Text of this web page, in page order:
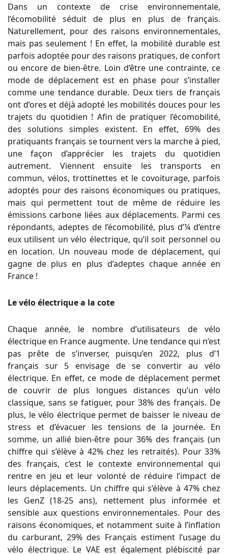
Dans un contexte de crise environnementale,
l’écomobilité séduit de plus en plus de français.
Naturellement, pour des raisons environnementales,
mais pas seulement ! En effet, la mobilité durable est
parfois adoptée pour des raisons pratiques, de confort
ou encore de bien-être. Loin d’être une contrainte, ce
mode de déplacement est en phase pour s’installer
comme une tendance durable. Deux tiers de français
ont d’ores et déjà adopté les mobilités douces pour les
trajets du quotidien ! Afin de pratiquer l’écomobilité,
des solutions simples existent. En effet, 69% des
pratiquants français se tournent vers la marche à pied,
une façon d’apprécier les trajets du quotidien
autrement. Viennent ensuite les transports en
commun, vélos, trottinettes et le covoiturage, parfois
adoptés pour des raisons économiques ou pratiques,
mais qui permettent tout de même de réduire les
émissions carbone liées aux déplacements. Parmi ces
répondants, adeptes de l’écomobilité, plus d’¼ d’entre
eux utilisent un vélo électrique, qu’il soit personnel ou
en location. Un nouveau mode de déplacement, qui
gagne de plus en plus d’adeptes chaque année en
France !
Le vélo électrique a la cote
Chaque année, le nombre d’utilisateurs de vélo
électrique en France augmente. Une tendance qui n’est
pas prête de s’inverser, puisqu’en 2022, plus d’1
français sur 5 envisage de se convertir au vélo
électrique. En effet, ce mode de déplacement permet
de couvrir de plus longues distances qu’un vélo
classique, sans se fatiguer, pour 38% des français. De
plus, le vélo électrique permet de baisser le niveau de
stress et d’évacuer les tensions de la journée. En
somme, un allié bien-être pour 36% des français (un
chiffre qui s’élève à 42% chez les retraités). Pour 33%
des français, c’est le contexte environnemental qui
rentre en jeu et leur volonté de réduire l’impact de
leurs déplacements. Un chiffre qui s’élève à 47% chez
les GenZ (18-25 ans), nettement plus informée et
sensible aux questions environnementales. Pour des
raisons économiques, et notamment suite à l’inflation
du carburant, 29% des Français estiment l’usage du
vélo électrique. Le VAE est également plébiscité par